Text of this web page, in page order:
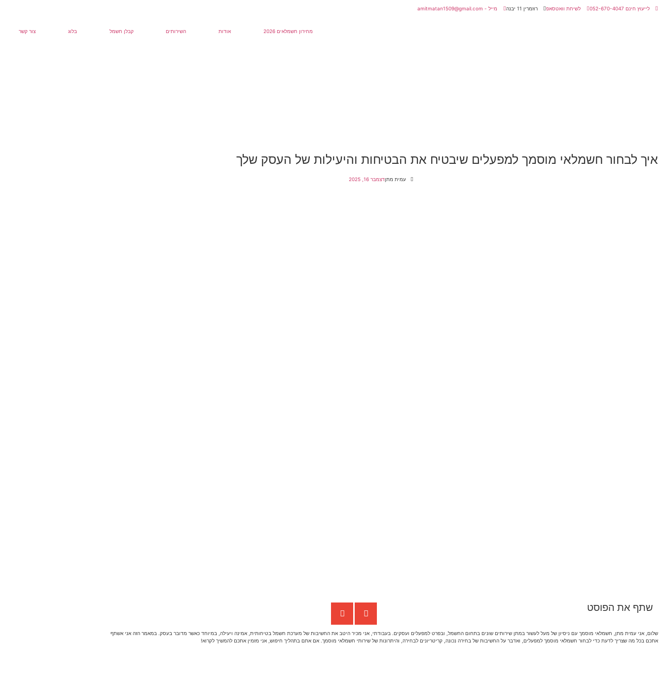
לייעוץ חינם 052-670-4047 לשיחת וואטסאפ רוזמרין 11 יבנה מייל - amitmatan1509@gmail.com
מחירון חשמלאים 2026 אודות השירותים קבלן חשמל בלוג צור קשר
איך לבחור חשמלאי מוסמך למפעלים שיבטיח את הבטיחות והיעילות של העסק שלך
עמית מתןדצמבר 16, 2025
שתף את הפוסט
שלום, אני עמית מתן, חשמלאי מוסמך עם ניסיון של מעל לעשור במתן שירותים שונים בתחום החשמל, ובפרט למפעלים ועסקים. בעבודתי, אני מכיר היטב את החשיבות של מערכת חשמל בטיחותית, אמינה ויעילה, במיוחד כאשר מדובר בעסק. במאמר הזה אני אשתף
אתכם בכל מה שצריך לדעת כדי לבחור חשמלאי מוסמך למפעלים, ואדבר על החשיבות של בחירה נכונה, קריטריונים לבחירה, והיתרונות של שירותי חשמלאי מוסמך. אם אתם בתהליך חיפוש, אני מזמין אתכם להמשיך לקרוא!